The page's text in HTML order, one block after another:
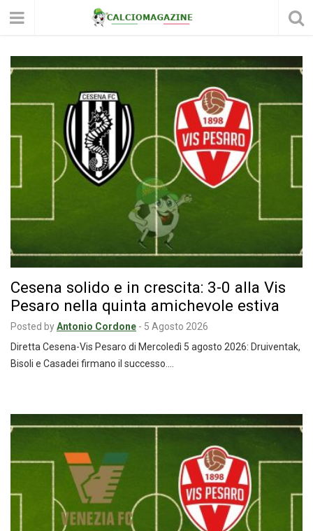
Cesena solido e in crescita: 3-0 alla Vis
Pesaro nella quinta amichevole estiva
Posted byAntonio Cordone - 5 Agosto 2026
Diretta Cesena-Vis Pesaro di Mercoledì 5 agosto 2026: Druiventak,
Bisoli e Casadei firmano il successo.…